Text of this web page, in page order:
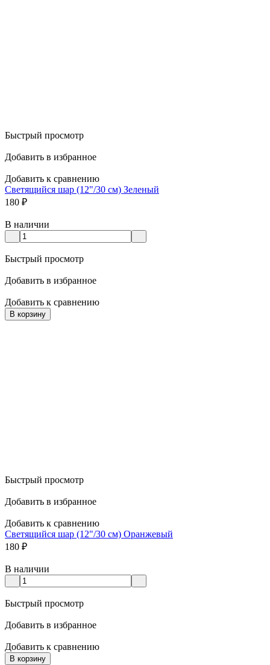
Быстрый просмотр
Добавить в избранное
Добавить к сравнению
Светящийся шар (12"/30 см) Зеленый
180 ₽
В наличии
Быстрый просмотр
Добавить в избранное
Добавить к сравнению
В корзину
Быстрый просмотр
Добавить в избранное
Добавить к сравнению
Светящийся шар (12"/30 см) Оранжевый
180 ₽
В наличии
Быстрый просмотр
Добавить в избранное
Добавить к сравнению
В корзину